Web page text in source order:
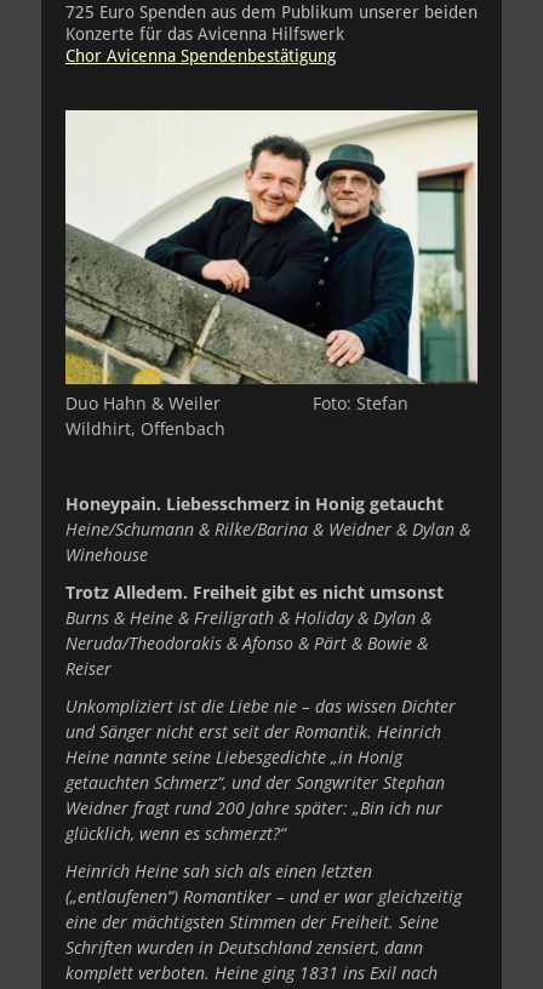
725 Euro Spenden aus dem Publikum unserer beiden
Konzerte für das Avicenna Hilfswerk
Chor Avicenna Spendenbestätigung
Duo Hahn & Weiler Foto: Stefan
Wildhirt, Offenbach
Honeypain. Liebesschmerz in Honig getaucht
Heine/Schumann & Rilke/Barina & Weidner & Dylan &
Winehouse
Trotz Alledem. Freiheit gibt es nicht umsonst
Burns & Heine & Freiligrath & Holiday & Dylan &
Neruda/Theodorakis & Afonso & Pärt & Bowie &
Reiser
Unkompliziert ist die Liebe nie – das wissen Dichter
und Sänger nicht erst seit der Romantik. Heinrich
Heine nannte seine Liebesgedichte „in Honig
getauchten Schmerz“, und der Songwriter Stephan
Weidner fragt rund 200 Jahre später: „Bin ich nur
glücklich, wenn es schmerzt?“
Heinrich Heine sah sich als einen letzten
(„entlaufenen“) Romantiker – und er war gleichzeitig
eine der mächtigsten Stimmen der Freiheit. Seine
Schriften wurden in Deutschland zensiert, dann
komplett verboten. Heine ging 1831 ins Exil nach